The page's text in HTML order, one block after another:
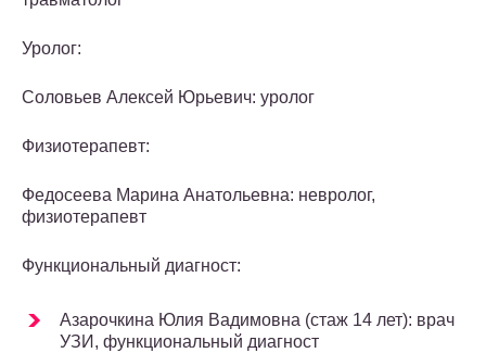
Уролог:
Соловьев Алексей Юрьевич: уролог
Физиотерапевт:
Федосеева Марина Анатольевна: невролог,
физиотерапевт
Функциональный диагност:
Азарочкина Юлия Вадимовна (стаж 14 лет): врач
УЗИ, функциональный диагност